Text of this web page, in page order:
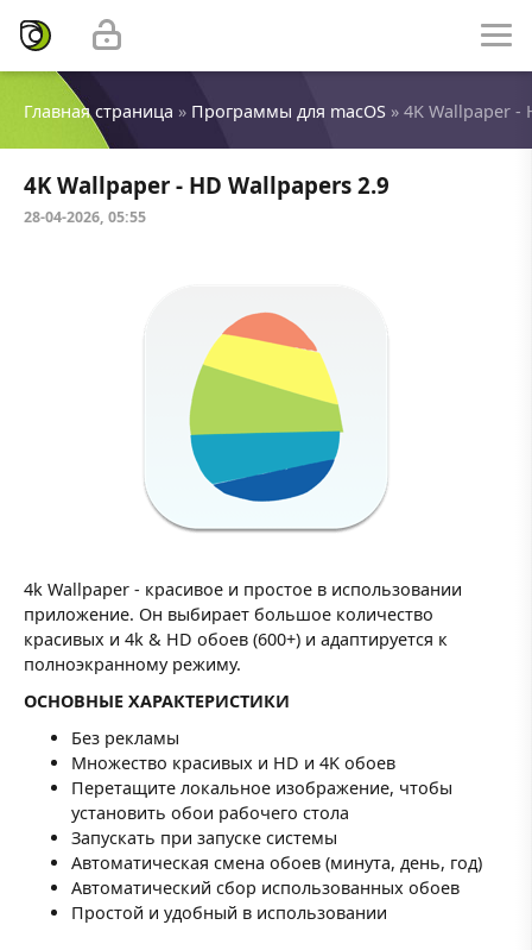
Главная страница » Программы для macOS » 4K Wallpaper -
4K Wallpaper - HD Wallpapers 2.9
28-04-2026, 05:55
4k Wallpaper - красивое и простое в использовании
приложение. Он выбирает большое количество
красивых и 4k & HD обоев (600+) и адаптируется к
полноэкранному режиму.
ОСНОВНЫЕ ХАРАКТЕРИСТИКИ
Без рекламы
Множество красивых и HD и 4K обоев
Перетащите локальное изображение, чтобы
установить обои рабочего стола
Запускать при запуске системы
Автоматическая смена обоев (минута, день, год)
Автоматический сбор использованных обоев
Простой и удобный в использовании